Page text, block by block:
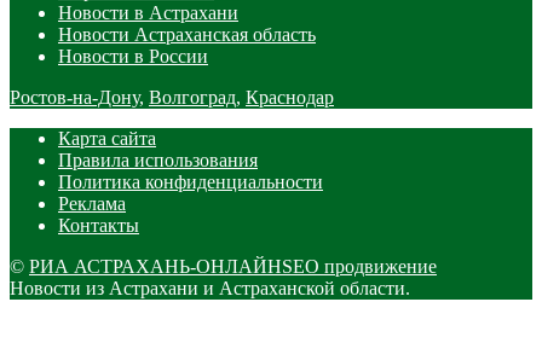
Новости в Астрахани
Новости Астраханская область
Новости в России
Ростов-на-Дону, Волгоград, Краснодар
Карта сайта
Правила использования
Политика конфиденциальности
Реклама
Контакты
© РИА АСТРАХАНЬ-ОНЛАЙНSEO продвижение
Новости из Астрахани и Астраханской области.